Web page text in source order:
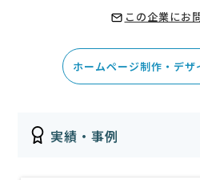
この企業にお
ホームページ制作・デザ
実績・事例